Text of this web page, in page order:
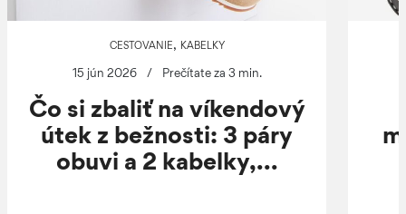
CESTOVANIE, KABELKY
15 jún 2026 / Prečítate za 3 min.
Čo si zbaliť na víkendový
útek z bežnosti: 3 páry
obuvi a 2 kabelky,...